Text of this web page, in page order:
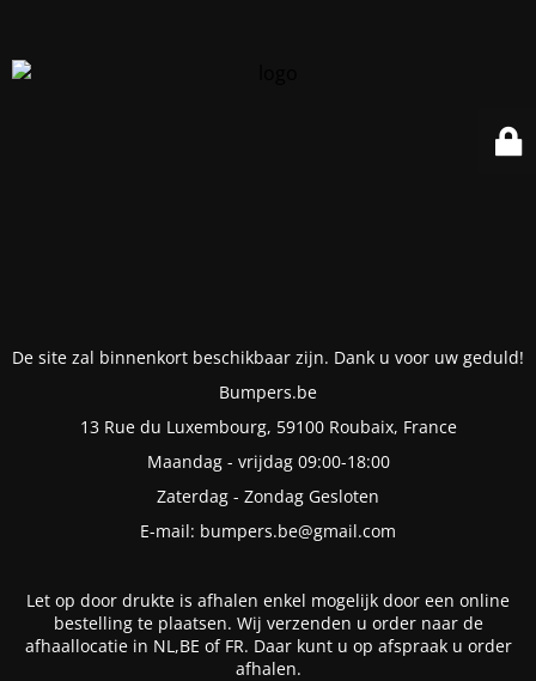
De site zal binnenkort beschikbaar zijn. Dank u voor uw geduld!
Bumpers.be
13 Rue du Luxembourg, 59100 Roubaix, France
Maandag - vrijdag 09:00-18:00
Zaterdag - Zondag Gesloten
E-mail: bumpers.be@gmail.com
Let op door drukte is afhalen enkel mogelijk door een online
bestelling te plaatsen. Wij verzenden u order naar de
afhaallocatie in NL,BE of FR. Daar kunt u op afspraak u order
afhalen.